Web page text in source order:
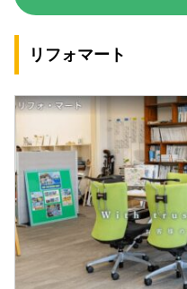
リフォマート